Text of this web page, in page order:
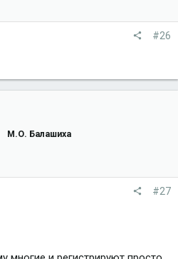
#26
М.О. Балашиха
#27